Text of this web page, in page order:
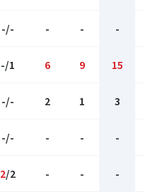
-/- - - -
-/1 6 9 15
-/- 2 1 3
-/- - - -
2/2 - - -